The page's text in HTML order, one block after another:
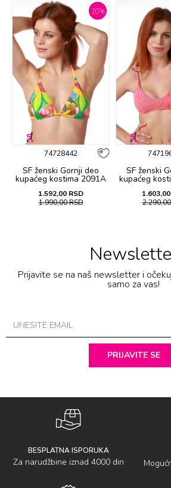
20%
74728442
SF ženski Gornji deo
kupaćeg kostima 2091A
1.592,00 RSD
1.990,00RSD
SF ženski
kupaćeg
1.603,00
Prijavite se na naš newsletter i
samo za vas!
PRIJAVITE SE
BESPLATNA ISPORUKA
Za narudžbine iznad 4000 din